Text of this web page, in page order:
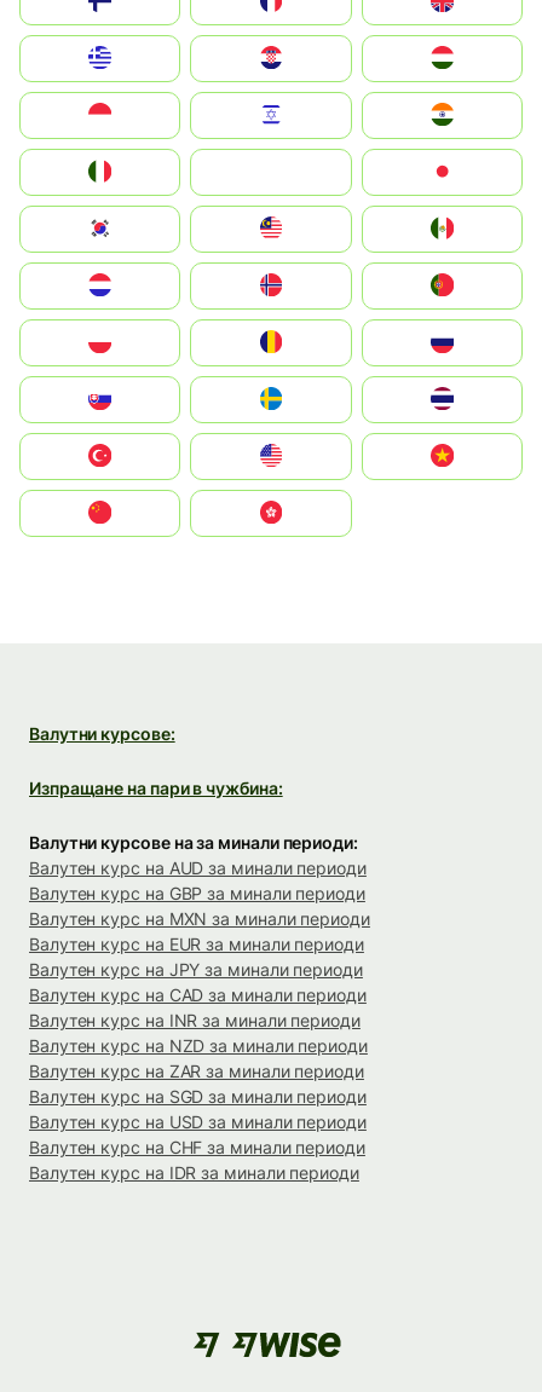
Magyarország
South Korea
United States
中國香港特別行政區
Валутни курсове:
Изпращане на пари в чужбина:
Валутни курсове на за минали периоди:
Валутен курс на AUD за минали периоди
Валутен курс на GBP за минали периоди
Валутен курс на MXN за минали периоди
Валутен курс на EUR за минали периоди
Валутен курс на JPY за минали периоди
Валутен курс на CAD за минали периоди
Валутен курс на INR за минали периоди
Валутен курс на NZD за минали периоди
Валутен курс на ZAR за минали периоди
Валутен курс на SGD за минали периоди
Валутен курс на USD за минали периоди
Валутен курс на CHF за минали периоди
Валутен курс на IDR за минали периоди